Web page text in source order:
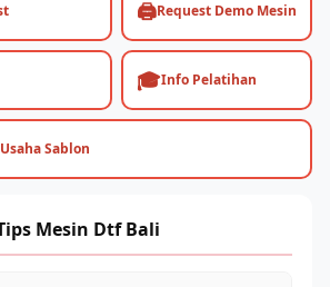
🖨️Request Demo Mesin
🎓Info Pelatihan
Sablon
Mesin Dtf Bali